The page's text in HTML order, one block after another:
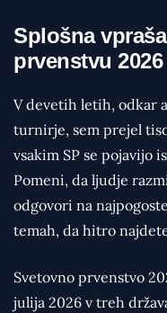
Splošna
prvenstvu 2026
V devetih letih, odkar
turnirje, sem prejel
vsakim SP se pojavijo
Pomeni, da ljudje
odgovori na
temah, da hitro
Svetovno prvenstvo
julija 2026 v treh